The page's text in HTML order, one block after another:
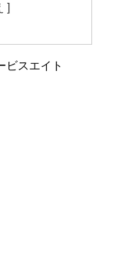
]
スエイト